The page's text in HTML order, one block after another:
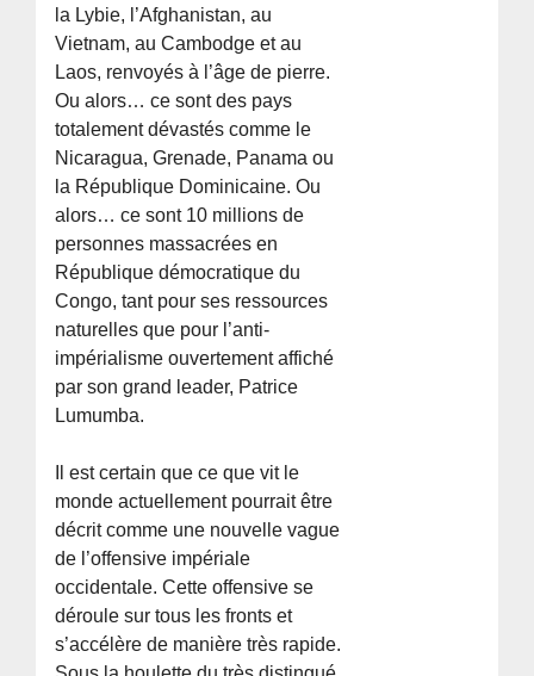
la Lybie, l’Afghanistan, au
Vietnam, au Cambodge et au
Laos, renvoyés à l’âge de pierre.
Ou alors… ce sont des pays
totalement dévastés comme le
Nicaragua, Grenade, Panama ou
la République Dominicaine. Ou
alors… ce sont 10 millions de
personnes massacrées en
République démocratique du
Congo, tant pour ses ressources
naturelles que pour l’anti-
impérialisme ouvertement affiché
par son grand leader, Patrice
Lumumba.
Il est certain que ce que vit le
monde actuellement pourrait être
décrit comme une nouvelle vague
de l’offensive impériale
occidentale. Cette offensive se
déroule sur tous les fronts et
s’accélère de manière très rapide.